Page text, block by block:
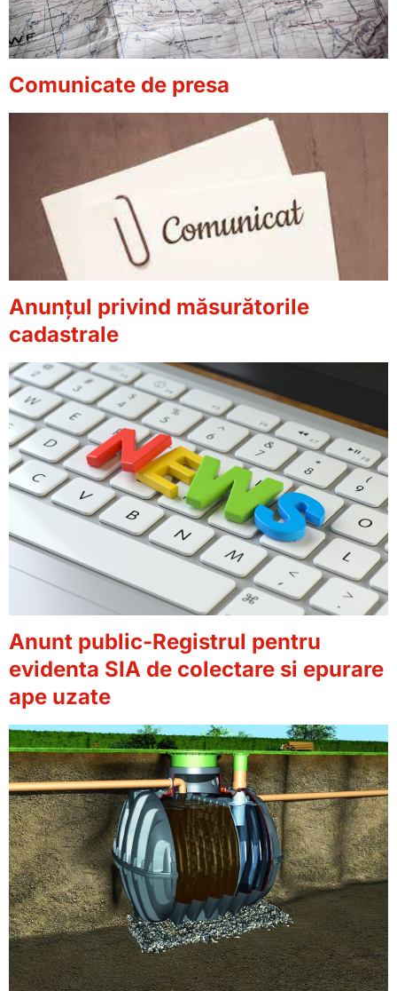
Comunicate de presa
Anunțul privind măsurătorile
cadastrale
Anunt public-Registrul pentru
evidenta SIA de colectare si epurare
ape uzate